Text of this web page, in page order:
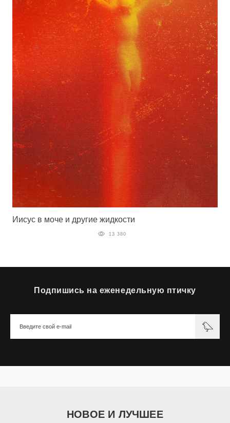
Иисус в моче и другие жидкости
13 380
Подпишись на еженедельную птичку
НОВОЕ И ЛУЧШЕЕ